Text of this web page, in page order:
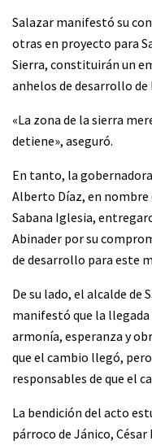
Salazar manifestó su
otras en proyecto para
Sierra, constituirán un
anhelos de desarrollo
«La zona de la sierra
detiene», aseguró.
En tanto, la
Alberto Díaz, en
Sabana Iglesia,
Abinader por su
de desarrollo para este
De su lado, el alcalde de
manifestó que la
armonía, esperanza y
que el cambio llegó,
responsables de que el
La bendición del acto
párroco de Jánico,